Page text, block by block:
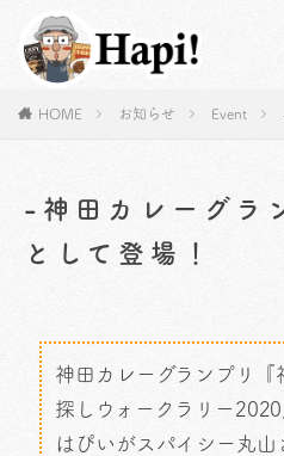
HOME お知らせ Event
-神田カレーグラ
として登場！
神田カレーグランプリ『
探しウォークラリー
はぴいがスパイシー丸山